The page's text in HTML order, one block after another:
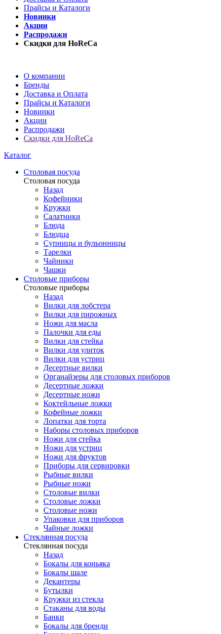
Прайсы и Каталоги
Новинки
Акции
Распродажи
Скидки для HoReCa
О компании
Бренды
Доставка и Оплата
Прайсы и Каталоги
Новинки
Акции
Распродажи
Скидки для HoReCa
Каталог
Столовая посуда
Столовая посуда
Назад
Кофейники
Кружки
Салатники
Блюда
Блюдца
Супницы и бульонницы
Тарелки
Чайники
Чашки
Cтоловые приборы
Cтоловые приборы
Назад
Вилки для лобстера
Вилки для пирожных
Ножи для масла
Палочки для еды
Вилки для стейка
Вилки для улиток
Вилки для устриц
Десертные вилки
Органайзеры для столовых приборов
Десертные ложки
Десертные ножи
Коктейльные ложки
Кофейные ложки
Лопатки для торта
Наборы столовых приборов
Ножи для стейка
Ножи для устриц
Ножи для фруктов
Приборы для сервировки
Рыбные вилки
Рыбные ножи
Столовые вилки
Столовые ложки
Столовые ножи
Упаковки для приборов
Чайные ложки
Стеклянная посуда
Стеклянная посуда
Назад
Бокалы для коньяка
Бокалы шале
Декантеры
Бутылки
Кружки из стекла
Стаканы для воды
Банки
Бокалы для бренди